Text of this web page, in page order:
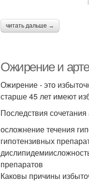
читать дальше →
Ожирение и
Ожирение - это
старше 45 лет имеют
Последствия
осложнение течения
гипотензивных
препаратов
Каковы причины